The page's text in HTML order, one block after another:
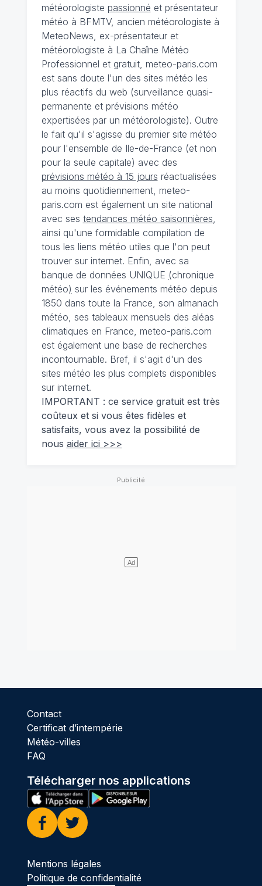
météorologiste passionné et présentateur
météo à BFMTV, ancien météorologiste à
MeteoNews, ex-présentateur et
météorologiste à La Chaîne Météo
Professionnel et gratuit, meteo-paris.com
est sans doute l'un des sites météo les
plus réactifs du web (surveillance quasi-
permanente et prévisions météo
expertisées par un météorologiste). Outre
le fait qu'il s'agisse du premier site météo
pour l'ensemble de Ile-de-France (et non
pour la seule capitale) avec des
prévisions météo à 15 jours réactualisées
au moins quotidiennement, meteo-
paris.com est également un site national
avec ses tendances météo saisonnières
ainsi qu'une formidable compilation de
tous les liens météo utiles que l'on peut
trouver sur internet. Enfin, avec sa
banque de données UNIQUE (chronique
météo) sur les événements météo depuis
1850 dans toute la France, son almanach
météo, ses tableaux mensuels des aléas
climatiques en France, meteo-paris.com
est également une base de recherches
incontournable. Bref, il s'agit d'un des
sites météo les plus complets disponibles
sur internet.
IMPORTANT : ce service gratuit est très
coûteux et si vous êtes fidèles et
satisfaits, vous avez la possibilité de
nous aider ici >>>
Contact
Certificat d’intempérie
Météo-villes
FAQ
Télécharger nos applications
Facebook
Twitter
Mentions légales
Politique de confidentialité